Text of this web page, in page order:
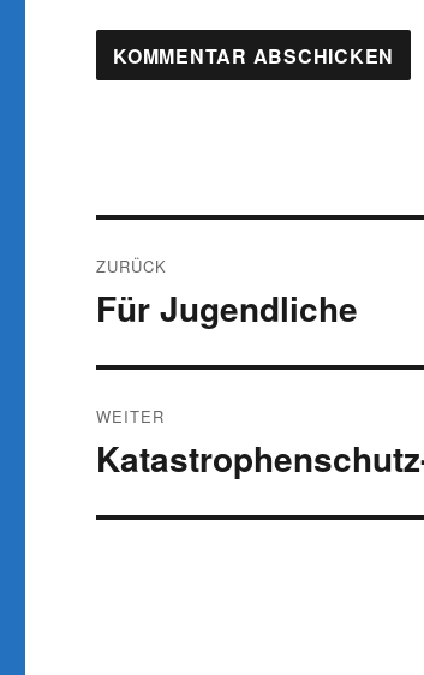
ZURÜCK
Vorheriger
Für Jugendliche
WEITER
Nächster